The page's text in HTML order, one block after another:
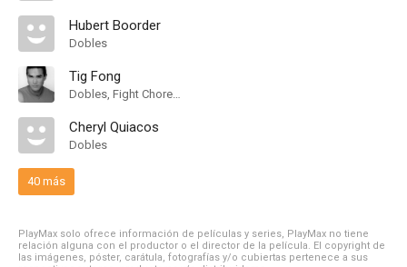
Hubert Boorder
Dobles
Tig Fong
Dobles, Fight Choreographer
Cheryl Quiacos
Dobles
40 más
PlayMax solo ofrece información de películas y series, PlayMax no tiene
relación alguna con el productor o el director de la película. El copyright de
las imágenes, póster, carátula, fotografías y/o cubiertas pertenece a sus